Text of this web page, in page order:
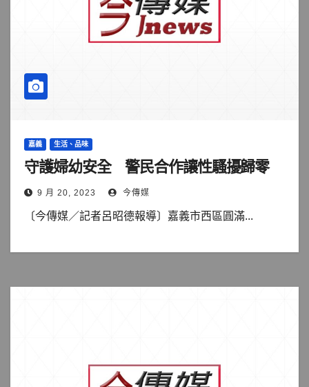
嘉義 生活、品味
守護婦幼安全 警民合作讓性騷擾歸零
9 月 20, 2023 今傳媒
〔今傳媒／記者呂昭德報導〕嘉義市西區圓滿...